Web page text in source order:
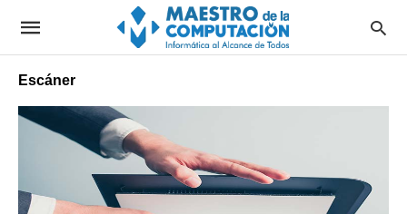
Escáner